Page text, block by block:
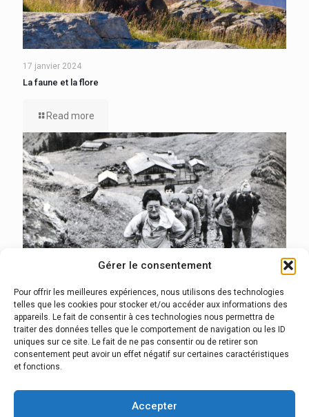
Gérer le consentement
Pour offrir les meilleures expériences, nous utilisons des technologies
telles que les cookies pour stocker et/ou accéder aux informations des
appareils. Le fait de consentir à ces technologies nous permettra de
traiter des données telles que le comportement de navigation ou les ID
uniques sur ce site. Le fait de ne pas consentir ou de retirer son
consentement peut avoir un effet négatif sur certaines caractéristiques
et fonctions.
Accepter
17 janvier 2024
La faune et la flore
Read more
17 janvier 2024
L’histoire